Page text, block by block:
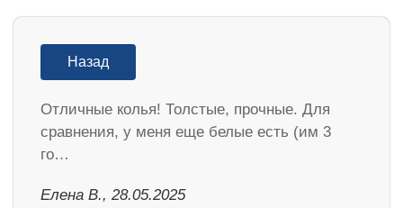
Назад
Отличные колья! Толстые, прочные. Для
сравнения, у меня еще белые есть (им 3
го…
Елена В., 28.05.2025